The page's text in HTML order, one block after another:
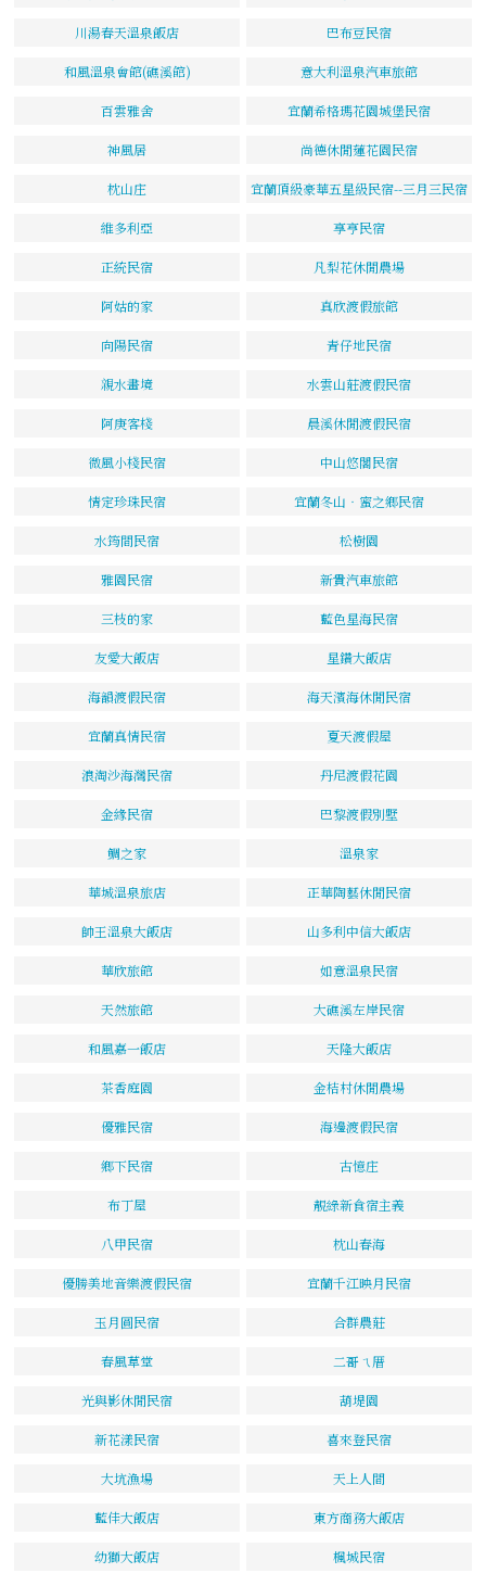
川湯春天溫泉飯店 巴布豆民宿
和風溫泉會館(礁溪館) 意大利溫泉汽車旅館
百雲雅舍 宜蘭希格瑪花園城堡民宿
神風居 尚德休閒蓮花園民宿
枕山庄 宜蘭頂級豪華五星級民宿--三月三民宿
維多利亞 享亨民宿
正統民宿 凡梨花休閒農場
阿姑的家 真欣渡假旅館
向陽民宿 青仔地民宿
親水畫境 水雲山莊渡假民宿
阿庚客棧 晨溪休閒渡假民宿
微風小棧民宿 中山悠閣民宿
情定珍珠民宿 宜蘭冬山‧蜜之鄉民宿
水筠間民宿 松樹園
雅園民宿 新貴汽車旅館
三枝的家 藍色星海民宿
友愛大飯店 星鑽大飯店
海韻渡假民宿 海天濱海休閒民宿
宜蘭真情民宿 夏天渡假屋
浪淘沙海灣民宿 丹尼渡假花園
金緣民宿 巴黎渡假別墅
鯛之家 溫泉家
華城溫泉旅店 正華陶藝休閒民宿
帥王溫泉大飯店 山多利中信大飯店
華欣旅館 如意溫泉民宿
天然旅館 大礁溪左岸民宿
和風嘉一飯店 天隆大飯店
茶香庭園 金桔村休閒農場
優雅民宿 海邊渡假民宿
鄉下民宿 古憶庄
布丁屋 靚綠新食宿主義
八甲民宿 枕山春海
優勝美地音樂渡假民宿 宜蘭千江映月民宿
玉月圓民宿 合群農莊
春風草堂 二哥ㄟ厝
光與影休閒民宿 葫堤園
新花漾民宿 喜來登民宿
大坑漁場 天上人間
藍佳大飯店 東方商務大飯店
幼獅大飯店 楓城民宿